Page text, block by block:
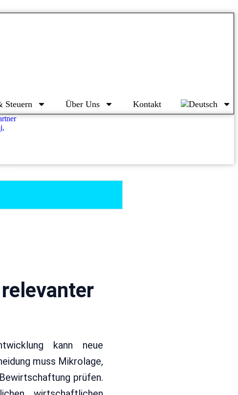
Steuern Über Uns Kontakt
kann neue
muss Mikrolage,
prüfen.